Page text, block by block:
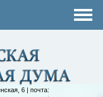
6 | почта: